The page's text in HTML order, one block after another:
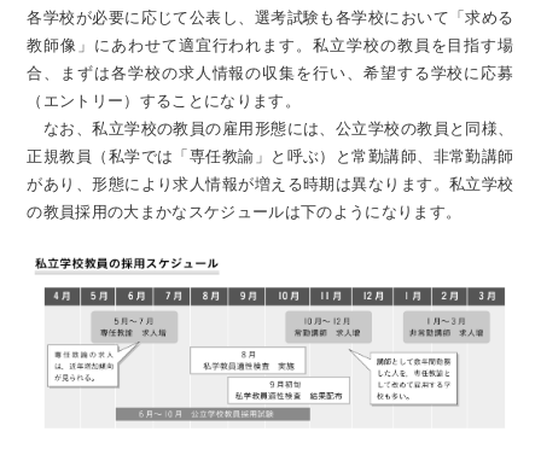
各学校が必要に応じて公表し、選考試験も各学校において「求める
教師像」にあわせて適宜行われます。私立学校の教員を目指す場
合、まずは各学校の求人情報の収集を行い、希望する学校に応募
（エントリー）することになります。
なお、私立学校の教員の雇用形態には、公立学校の教員と同様、
正規教員（私学では「専任教諭」と呼ぶ）と常勤講師、非常勤講師
があり、形態により求人情報が増える時期は異なります。私立学校
の教員採用の大まかなスケジュールは下のようになります。